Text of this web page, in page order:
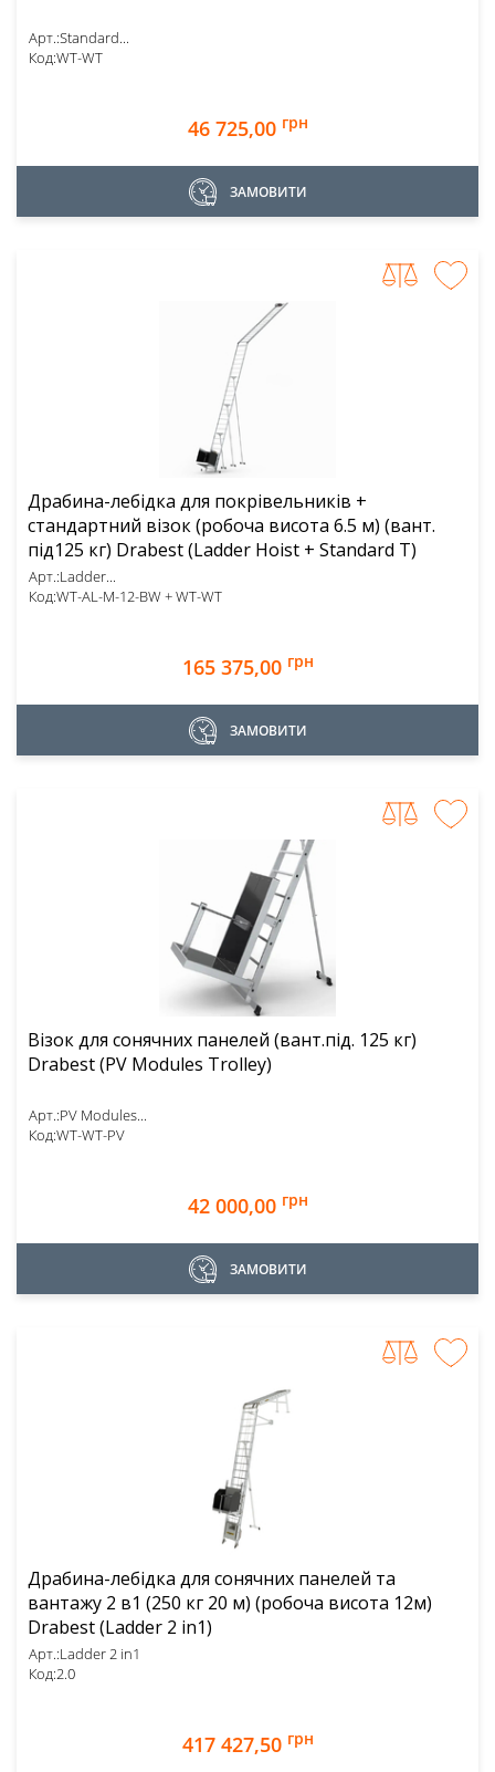
Арт.:Standard...
Код:WT-WT
46 725,00 грн
ЗАМОВИТИ
Драбина-лебідка для покрівельників +
стандартний візок (робоча висота 6.5 м) (вант.
під125 кг) Drabest (Ladder Hoist + Standard T)
Арт.:Ladder...
Код:WT-AL-M-12-BW + WT-WT
165 375,00 грн
ЗАМОВИТИ
Візок для сонячних панелей (вант.під. 125 кг)
Drabest (PV Modules Trolley)
Арт.:PV Modules...
Код:WT-WT-PV
42 000,00 грн
ЗАМОВИТИ
Драбина-лебідка для сонячних панелей та
вантажу 2 в1 (250 кг 20 м) (робоча висота 12м)
Drabest (Ladder 2 in1)
Арт.:Ladder 2 in1
Код:2.0
417 427,50 грн